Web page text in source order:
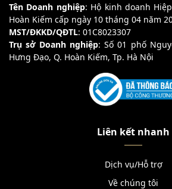
Tên Doanh nghiệp: Hộ kinh doanh
Hoàn Kiếm cấp ngày 10 tháng 04 năm
MST/ĐKKD/QĐTL: 01C8023307
Trụ sở Doanh nghiệp: Số 01 phố
Hưng Đạo, Q. Hoàn Kiếm, Tp. Hà Nội
Liên kết nhanh
Dịch vụ/Hỗ trợ
Về chúng tôi